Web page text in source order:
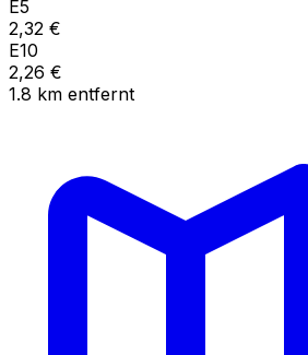
E5
2,32 €
E10
2,26 €
1.8 km entfernt